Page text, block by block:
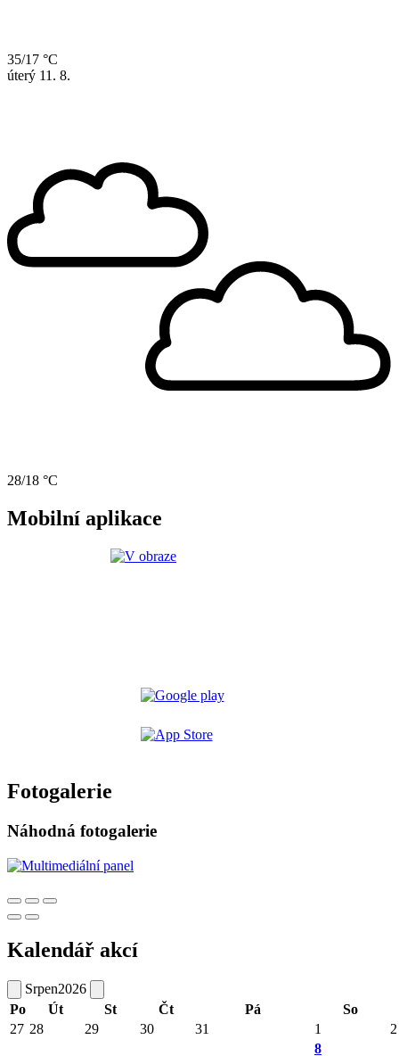
35/17 °C
úterý 11. 8.
28/18 °C
Mobilní aplikace
Fotogalerie
Náhodná fotogalerie
Kalendář akcí
Srpen2026
Po
Út St Čt Pá
So
27 28 29 30 31 1 2
8